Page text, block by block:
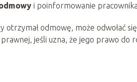
i poinformowanie
otrzymał odmowę, może odwołać
jeśli uzna, że jego prawo do